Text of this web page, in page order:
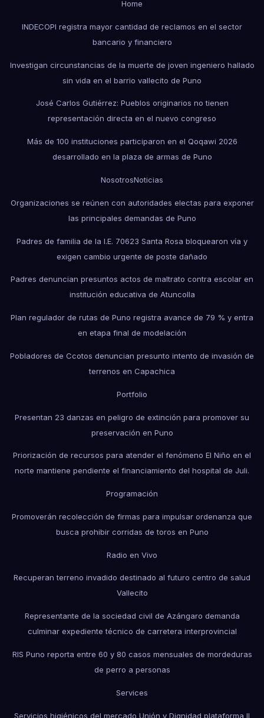
Home
INDECOPI registra mayor cantidad de reclamos en el sector
bancario y financiero
Investigan circunstancias de la muerte de joven ingeniero hallado
sin vida en el barrio vallecito de Puno
José Carlos Gutiérrez: Pueblos originarios no tienen
representación directa en el nuevo congreso
Más de 100 instituciones participaron en el Qoqawi 2026
desarrollado en la plaza de armas de Puno
NosotrosNoticias
Organizaciones se reúnen con autoridades electas para exponer
las principales demandas de Puno
Padres de familia de la I.E. 70623 Santa Rosa bloquearon vía y
exigen cambio urgente de poste dañado
Padres denuncian presuntos actos de maltrato contra escolar en
institución educativa de Atuncolla
Plan regulador de rutas de Puno registra avance de 79 % y entra
en etapa final de modelación
Pobladores de Ccotos denuncian presunto intento de invasión de
terrenos en Capachica
Portfolio
Presentan 23 danzas en peligro de extinción para promover su
preservación en Puno
Priorización de recursos para atender el fenómeno El Niño en el
norte mantiene pendiente el financiamiento del hospital de Juli.
Programación
Promoverán recolección de firmas para impulsar ordenanza que
busca prohibir corridas de toros en Puno
Radio en Vivo
Recuperan terreno invadido destinado al futuro centro de salud
Vallecito
Representante de la sociedad civil de Azángaro demanda
culminar expediente técnico de carretera interprovincial
RIS Puno reporta entre 60 y 80 casos mensuales de mordeduras
de perro a personas
Services
Servicios higiénicos del mercado Unión y Dignidad plataforma II